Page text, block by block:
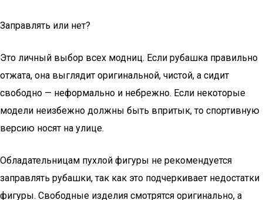
Заправлять или нет?
Это личный выбор всех модниц. Если рубашка правильно
отжата, она выглядит оригинальной, чистой, а сидит
свободно — неформально и небрежно. Если некоторые
модели неизбежно должны быть впритык, то спортивную
версию носят на улице.
Обладательницам пухлой фигуры не рекомендуется
заправлять рубашки, так как это подчеркивает недостатки
фигуры. Свободные изделия смотрятся оригинально, а